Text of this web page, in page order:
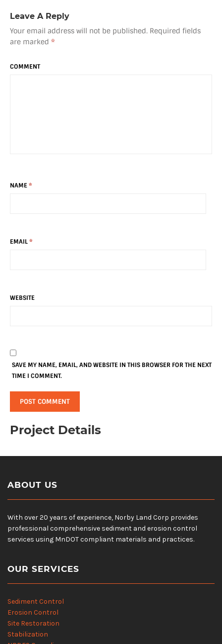
a
t
i
o
n
Leave A Reply
Your email address will not be published. Required fields
are marked *
COMMENT
NAME*
EMAIL*
WEBSITE
SAVE MY NAME, EMAIL, AND WEBSITE IN THIS BROWSER FOR THE NEXT
TIME I COMMENT.
Project Details
ABOUT US
With over 20 years of experience, Norby Land Corp provides
professional comprehensive sediment and erosion control
services using MnDOT compliant materials and practices.
OUR SERVICES
Sediment Control
Erosion Control
Site Restoration
Stabilization